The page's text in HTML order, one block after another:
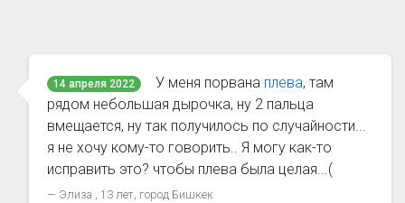
14 апреля 2022 У меня порвана плева, там
рядом небольшая дырочка, ну 2 пальца
вмещается, ну так получилось по случайности...
я не хочу кому-то говорить.. Я могу как-то
исправить это? чтобы плева была целая...(
Элиза , 13 лет, город Бишкек